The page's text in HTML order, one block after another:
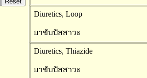
Diuretics, Loop
ยาขับปัสสาวะ
Diuretics, Thiazide
ยาขับปัสสาวะ